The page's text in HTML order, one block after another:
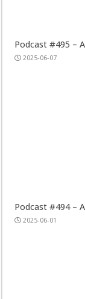
Podcast #495 –
2025-06-07
Podcast #494 –
2025-06-01